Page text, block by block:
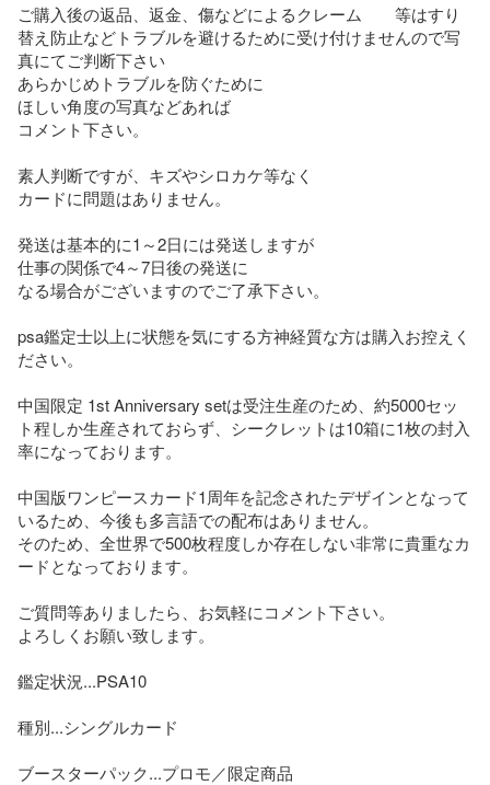
ご購入後の返品、返金、傷などによるクレーム　　等はすり
替え防止などトラブルを避けるために受け付けませんので写
真にてご判断下さい
あらかじめトラブルを防ぐために
ほしい角度の写真などあれば
コメント下さい。
素人判断ですが、キズやシロカケ等なく
カードに問題はありません。
発送は基本的に1～2日には発送しますが
仕事の関係で4～7日後の発送に
なる場合がございますのでご了承下さい。
psa鑑定士以上に状態を気にする方神経質な方は購入お控えく
ださい。
中国限定 1st Anniversary setは受注生産のため、約5000セッ
ト程しか生産されておらず、シークレットは10箱に1枚の封入
率になっております。
中国版ワンピースカード1周年を記念されたデザインとなって
いるため、今後も多言語での配布はありません。
そのため、全世界で500枚程度しか存在しない非常に貴重なカ
ードとなっております。
ご質問等ありましたら、お気軽にコメント下さい。
よろしくお願い致します。
鑑定状況...PSA10
種別...シングルカード
ブースターパック...プロモ／限定商品